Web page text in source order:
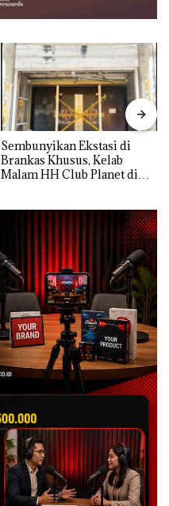
Sembunyikan Ekstasi di
Brankas Khusus, Kelab
Malam HH Club Planet di